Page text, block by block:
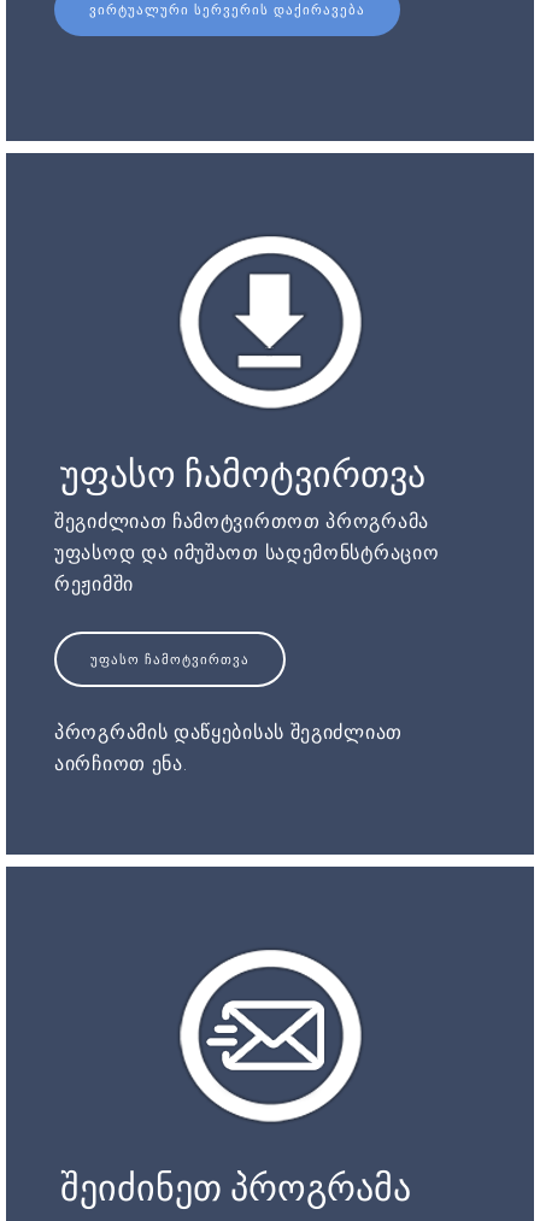
ᲕᲘᲠᲢᲣᲐᲚᲣᲠᲘ ᲡᲔᲠᲕᲔᲠᲘᲡ ᲓᲐᲥᲘᲠᲐᲕᲔᲑᲐ
უფასო ჩამოტვირთვა
შეგიძლიათ ჩამოტვირთოთ პროგრამა
უფასოდ და იმუშაოთ სადემონსტრაციო
რეჟიმში
ᲣᲤᲐᲡᲝ ᲩᲐᲛᲝᲢᲕᲘᲠᲗᲕᲐ
პროგრამის დაწყებისას შეგიძლიათ
აირჩიოთ ენა.
შეიძინეთ პროგრამა